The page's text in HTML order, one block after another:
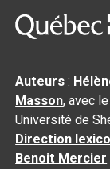
Auteurs :
Masson, avec
Université de
Direction
Benoit Mercier